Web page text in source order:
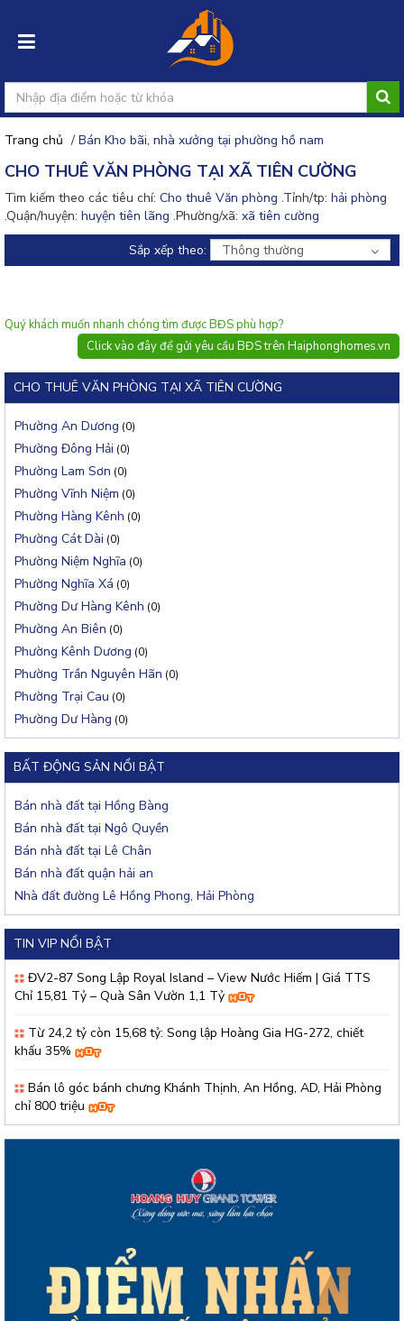
nhập
Đăng
ký
rao
Trang chủ / Bán Kho bãi, nhà xưởng tại phường hồ nam
CHO THUÊ VĂN PHÒNG TẠI XÃ TIÊN CƯỜNG
Tìm kiếm theo các tiêu chí: Cho thuê Văn phòng .Tỉnh/tp: hải phòng
.Quận/huyện: huyện tiên lãng .Phường/xã: xã tiên cường
Sắp xếp theo:
Thông thường
Quý khách muốn nhanh chóng tìm được BĐS phù hợp?
Click vào đây để gửi yêu cầu BĐS trên Haiphonghomes.vn
CHO THUÊ VĂN PHÒNG TẠI XÃ TIÊN CƯỜNG
Phường An Dương (0)
Phường Đông Hải (0)
Phường Lam Sơn (0)
Phường Vĩnh Niệm (0)
Phường Hàng Kênh (0)
Phường Cát Dài (0)
Phường Niệm Nghĩa (0)
Phường Nghĩa Xá (0)
Phường Dư Hàng Kênh (0)
Phường An Biên (0)
Phường Kênh Dương (0)
Phường Trần Nguyên Hãn (0)
Phường Trại Cau (0)
Phường Dư Hàng (0)
BẤT ĐỘNG SẢN NỔI BẬT
Bán nhà đất tại Hồng Bàng
Bán nhà đất tại Ngô Quyền
Bán nhà đất tại Lê Chân
Bán nhà đất quận hải an
Nhà đất đường Lê Hồng Phong, Hải Phòng
TIN VIP NỔI BẬT
ĐV2-87 Song Lập Royal Island – View Nước Hiếm | Giá TTS
Chỉ 15,81 Tỷ – Quà Sân Vườn 1,1 Tỷ
Từ 24,2 tỷ còn 15,68 tỷ: Song lập Hoàng Gia HG-272, chiết
khấu 35%
Bán lô góc bánh chưng Khánh Thịnh, An Hồng, AD, Hải Phòng
chỉ 800 triệu